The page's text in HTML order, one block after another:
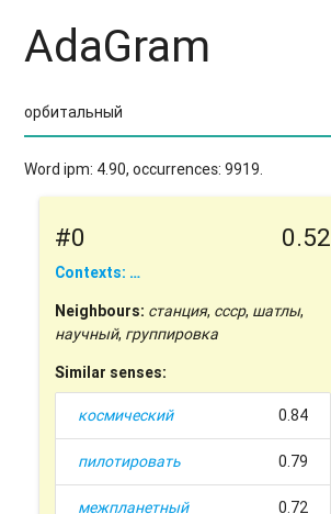
AdaGram
Word ipm: 4.90, occurrences: 9919.
#0 0.52
Contexts: …
Neighbours: станция, ссср, шатлы,
научный, группировка
Similar senses:
космический 0.84
пилотировать 0.79
межпланетный 0.72